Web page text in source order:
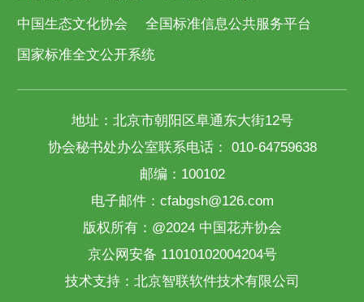
中国生态文化协会
全国标准信息公共服务平台
国家标准全文公开系统
地址：北京市朝阳区阜通东大街12号
协会秘书处办公室联系电话： 010-64759638
邮编：100102
电子邮件：cfabgsh@126.com
版权所有：@2024 中国花卉协会
京公网安备 11010102004204号
技术支持： 北京智联软件技术有限公司